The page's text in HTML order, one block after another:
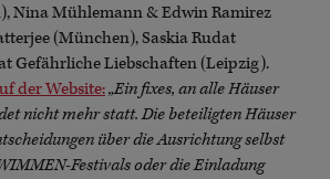
Nina Mühlemann & Edwin Ramirez
(München), Saskia Rudat
Gefährliche Liebschaften (Leipzig).
der Website:„Ein fixes, an alle Häuser
nicht mehr statt. Die beteiligten Häuser
über die Ausrichtung selbst
Festivals oder die Einladung